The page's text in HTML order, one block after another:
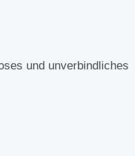
und unverbindliches